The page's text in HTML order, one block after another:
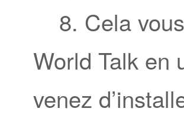
8. Cela
World Talk en
venez